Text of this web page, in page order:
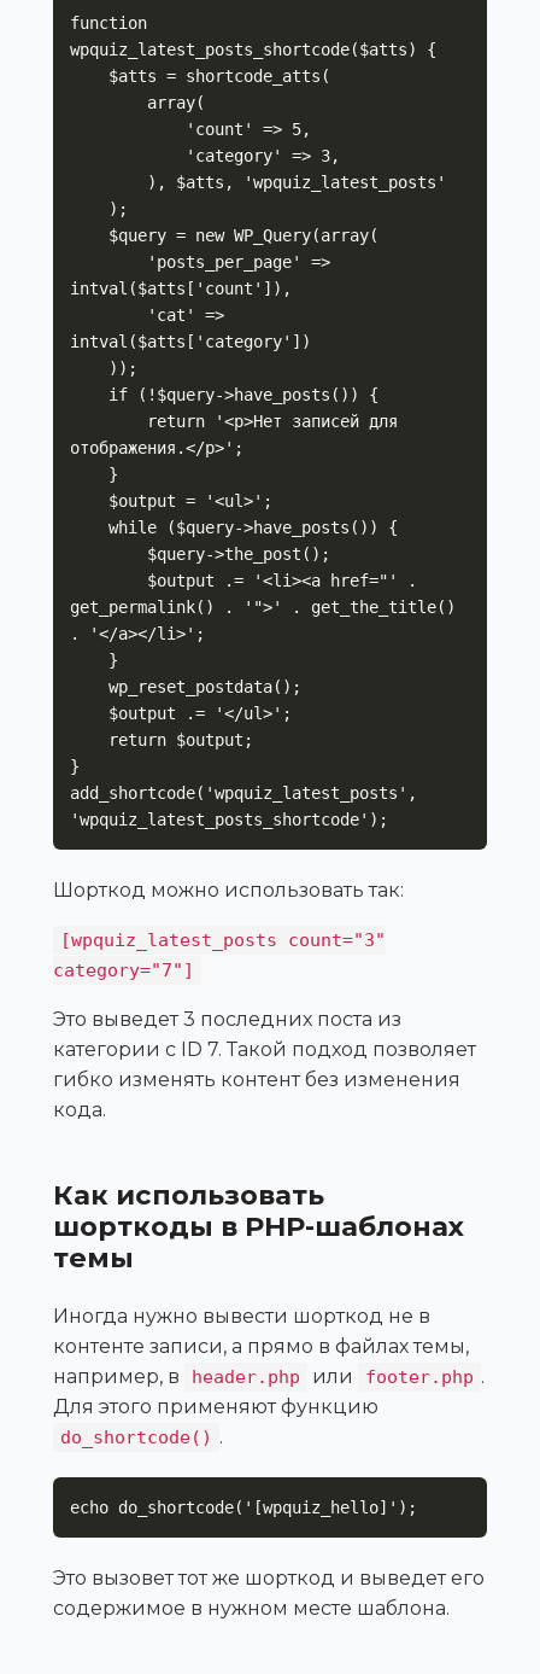
function
wpquiz_latest_posts_shortcode($atts) {
intval($atts['count']),
intval($atts['category'])
отображения.</p>';
get_permalink() . '">' . get_the_title()
. '</a></li>';
}
add_shortcode('wpquiz_latest_posts',
'wpquiz_latest_posts_shortcode');
Шорткод можно использовать так:
[wpquiz_latest_posts count="3"
category="7"]
Это выведет 3 последних поста из
категории с ID 7. Такой подход позволяет
гибко изменять контент без изменения
кода.
Как использовать
шорткоды в PHP-шаблонах
темы
Иногда нужно вывести шорткод не в
контенте записи, а прямо в файлах темы,
например, в
header.php или footer.php .
Для этого применяют функцию
do_shortcode() .
echo do_shortcode('[wpquiz_hello]');
Это вызовет тот же шорткод и выведет его
содержимое в нужном месте шаблона.